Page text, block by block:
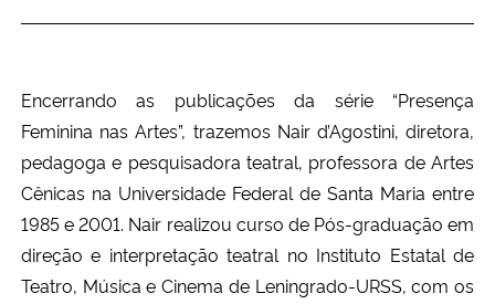
Ministério de Minas e Energia
Ministério da Ciência, Tecnologia, Inovações e Comunicações
Ministério do Meio Ambiente
Encerrando as publicações da série “Presença
Feminina nas Artes”, trazemos Nair d’Agostini, diretora,
pedagoga e pesquisadora teatral, professora de Artes
Cênicas na Universidade Federal de Santa Maria entre
1985 e 2001. Nair realizou curso de Pós-graduação em
direção e interpretação teatral no Instituto Estatal de
Teatro, Música e Cinema de Leningrado-URSS, com os